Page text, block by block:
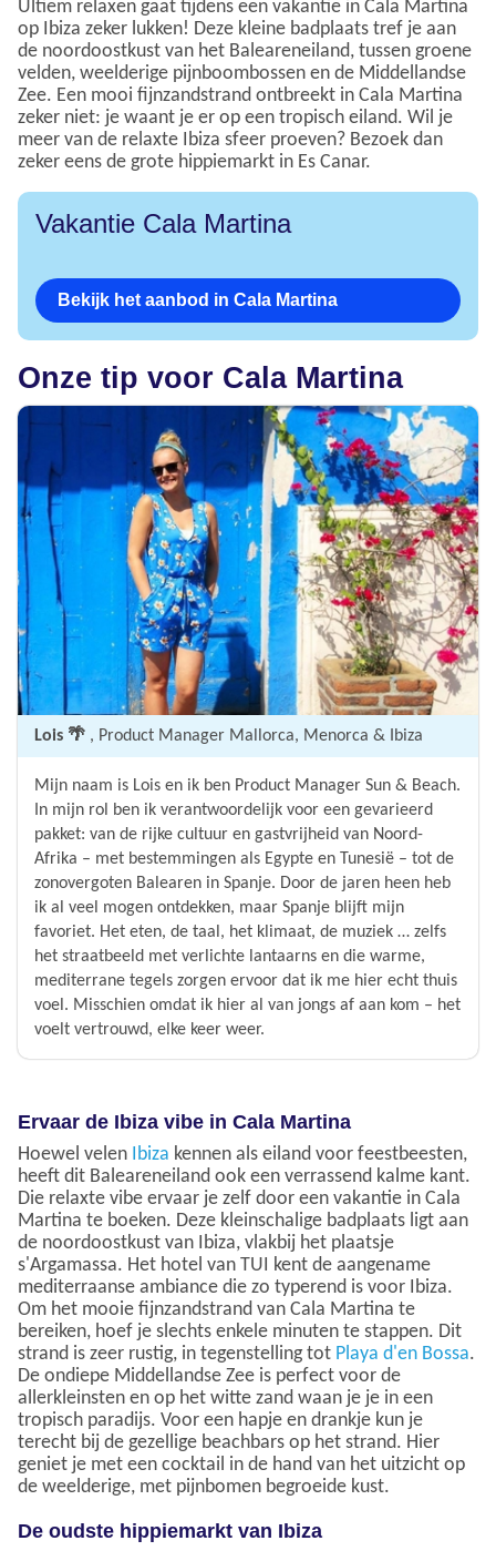
Ultiem relaxen gaat tijdens een vakantie in Cala Martina
op Ibiza zeker lukken! Deze kleine badplaats tref je aan
de noordoostkust van het Baleareneiland, tussen groene
velden, weelderige pijnboombossen en de Middellandse
Zee. Een mooi fijnzandstrand ontbreekt in Cala Martina
zeker niet: je waant je er op een tropisch eiland. Wil je
meer van de relaxte Ibiza sfeer proeven? Bezoek dan
zeker eens de grote hippiemarkt in Es Canar.
Vakantie Cala Martina
Bekijk het aanbod in Cala Martina
Onze tip voor Cala Martina
Lois 🌴 , Product Manager Mallorca, Menorca & Ibiza
Mijn naam is Lois en ik ben Product Manager Sun & Beach.
In mijn rol ben ik verantwoordelijk voor een gevarieerd
pakket: van de rijke cultuur en gastvrijheid van Noord-
Afrika – met bestemmingen als Egypte en Tunesië – tot de
zonovergoten Balearen in Spanje. Door de jaren heen heb
ik al veel mogen ontdekken, maar Spanje blijft mijn
favoriet. Het eten, de taal, het klimaat, de muziek … zelfs
het straatbeeld met verlichte lantaarns en die warme,
mediterrane tegels zorgen ervoor dat ik me hier echt thuis
voel. Misschien omdat ik hier al van jongs af aan kom – het
voelt vertrouwd, elke keer weer.
Ervaar de Ibiza vibe in Cala Martina
Hoewel velen Ibiza kennen als eiland voor feestbeesten,
heeft dit Baleareneiland ook een verrassend kalme kant.
Die relaxte vibe ervaar je zelf door een vakantie in Cala
Martina te boeken. Deze kleinschalige badplaats ligt aan
de noordoostkust van Ibiza, vlakbij het plaatsje
s'Argamassa. Het hotel van TUI kent de aangename
mediterraanse ambiance die zo typerend is voor Ibiza.
Om het mooie fijnzandstrand van Cala Martina te
bereiken, hoef je slechts enkele minuten te stappen. Dit
strand is zeer rustig, in tegenstelling tot Playa d'en Bossa.
De ondiepe Middellandse Zee is perfect voor de
allerkleinsten en op het witte zand waan je je in een
tropisch paradijs. Voor een hapje en drankje kun je
terecht bij de gezellige beachbars op het strand. Hier
geniet je met een cocktail in de hand van het uitzicht op
de weelderige, met pijnbomen begroeide kust.
De oudste hippiemarkt van Ibiza